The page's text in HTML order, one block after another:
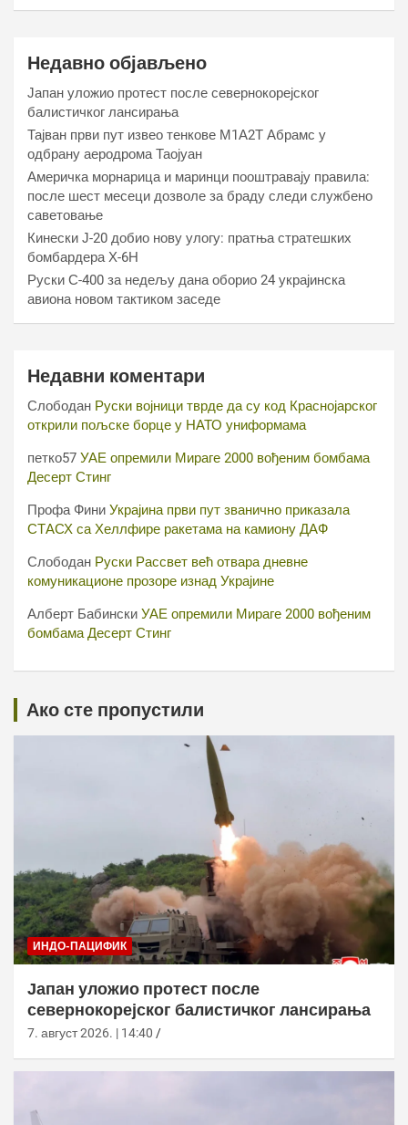
Недавно објављено
Јапан уложио протест после севернокорејског
балистичког лансирања
Тајван први пут извео тенкове М1А2Т Абрамс у
одбрану аеродрома Таојуан
Америчка морнарица и маринци пооштравају правила:
после шест месеци дозволе за браду следи службено
саветовање
Кинески Ј-20 добио нову улогу: пратња стратешких
бомбардера Х-6Н
Руски С-400 за недељу дана оборио 24 украјинска
авиона новом тактиком заседе
Недавни коментари
Слободан Руски војници тврде да су код Краснојарског
открили пољске борце у НАТО униформама
петко57 УАЕ опремили Мираге 2000 вођеним бомбама
Десерт Стинг
Профа Фини Украјина први пут званично приказала
СТАСХ са Хеллфире ракетама на камиону ДАФ
Слободан Руски Рассвет већ отвара дневне
комуникационе прозоре изнад Украјине
Алберт Бабински УАЕ опремили Мираге 2000 вођеним
бомбама Десерт Стинг
Ако сте пропустили
ИНДО-ПАЦИФИК
Јапан уложио протест после
севернокорејског балистичког лансирања
7. август 2026. | 14:40